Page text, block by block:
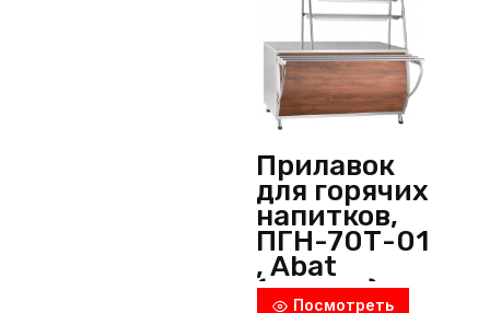
Прилавок
для горячих
напитков,
ПГН-70Т-01
, Abat
(Россия)
Посмотреть